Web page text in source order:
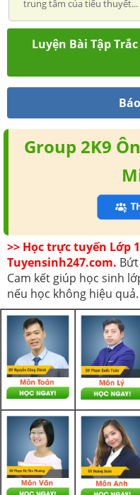
trung tâm của tiểu thuyết...
Luyện Bài Tập
Group 2K9
>> Học trực tuyến Lớp
Tuyensinh247.com.
Cam kết giúp học sinh
nếu học không hiệu quả.